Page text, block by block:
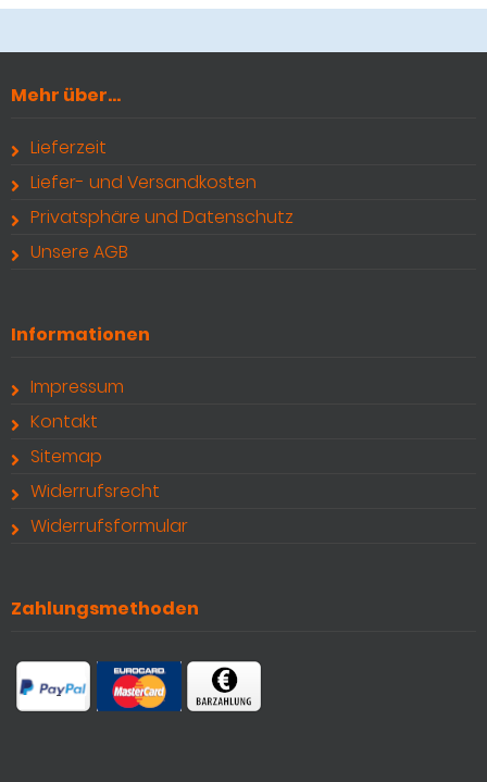
Mehr über...
Lieferzeit
Liefer- und Versandkosten
Privatsphäre und Datenschutz
Unsere AGB
Informationen
Impressum
Kontakt
Sitemap
Widerrufsrecht
Widerrufsformular
Zahlungsmethoden